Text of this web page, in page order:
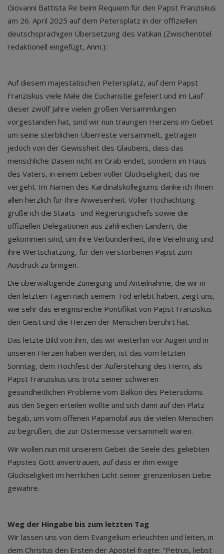
Giovanni Battista Re beim Requiem für den Papst Franziskus
am 26. April 2025 auf dem Petersplatz in der offiziellen
deutschsprachigen Übersetzung des Vatikan (Zwischentitel
redaktionell eingefügt, Anm.):
Auf diesem majestätischen Petersplatz, auf dem Papst
Franziskus viele Male die Eucharistie gefeiert und im Lauf
dieser zwölf Jahre vielen großen Versammlungen
vorgestanden hat, sind wir nun traurigen Herzens im Gebet
um seine sterblichen Überreste versammelt, getragen
jedoch von der Gewissheit des Glaubens, dass das
menschliche Dasein nicht im Grab endet, sondern im Haus
des Vaters, in einem Leben voller Glückseligkeit, das nie
vergeht. Im Namen des Kardinalskollegiums danke ich Ihnen
allen herzlich für Ihre Anwesenheit. Voller Hochachtung
grüße ich die Staats- und Regierungschefs sowie die
offiziellen Delegationen aus zahlreichen Ländern, die
gekommen sind, um ihre Verbundenheit, ihre Verehrung und
ihre Wertschätzung, für den verstorbenen Papst zum
Ausdruck zu bringen.
Die überwältigende Zuneigung und Anteilnahme, die wir in
den letzten Tagen nach seinem Tod erlebt haben, zeigt uns,
wie sehr das ereignisreiche Pontifikat von Papst Franziskus
den Geist und die Herzen der Menschen berührt hat.
Das letzte Bild von ihm, das wir weiterhin vor Augen und in
unseren Herzen haben werden, ist das vom letzten
Sonntag, dem Hochfest der Auferstehung des Herrn, als
Papst Franziskus uns trotz seiner schweren
gesundheitlichen Probleme vom Balkon des Petersdoms
aus den Segen erteilen wollte und sich dann auf den Platz
begab, um vom offenen Papamobil aus die vielen Menschen
zu begrüßen, die zur Ostermesse versammelt waren.
Wir wollen nun mit unserem Gebet die Seele des geliebten
Papstes Gott anvertrauen, auf dass er ihm ewige
Glückseligkeit im herrlichen Licht seiner grenzenlosen Liebe
gewähre.
Weg der Hingabe bis zum letzten Tag
Wir lassen uns von dem Evangelium erleuchten und leiten, in
dem Christus den Ersten der Apostel fragte: "Petrus, liebst